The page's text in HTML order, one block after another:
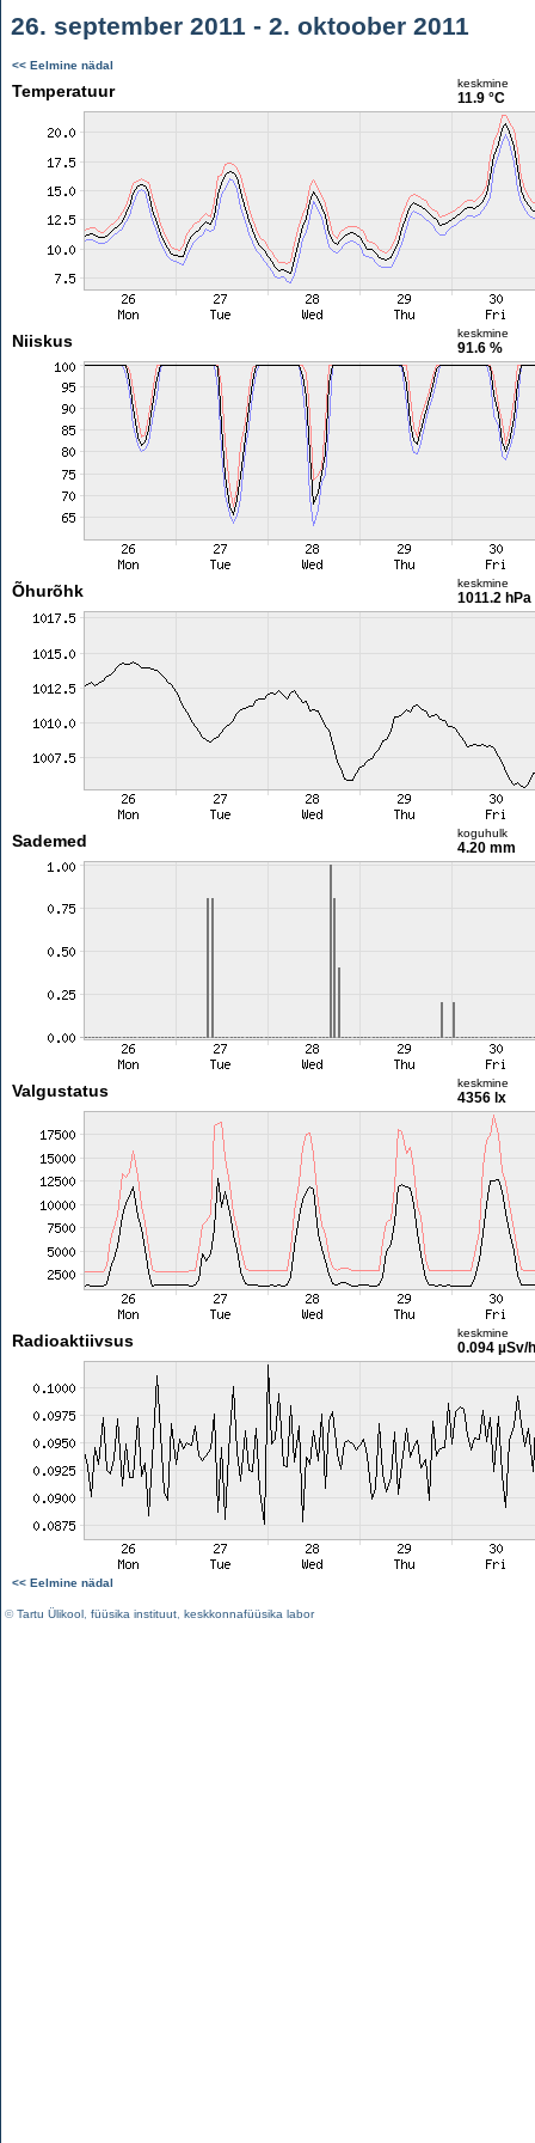
26. september 2011 - 2. oktoober 2011
<< Eelmine nädal
Temperatuur keskmine
11.9 °C
Niiskus keskmine
91.6 %
Õhurõhk keskmine
1011.2 hPa
Sademed koguhulk
4.20 mm
Valgustatus keskmine
4356 lx
Radioaktiivsus keskmine
0.094 µSv/h
<< Eelmine nädal
©Tartu Ülikool füüsika instituut keskkonnafüüsika labor